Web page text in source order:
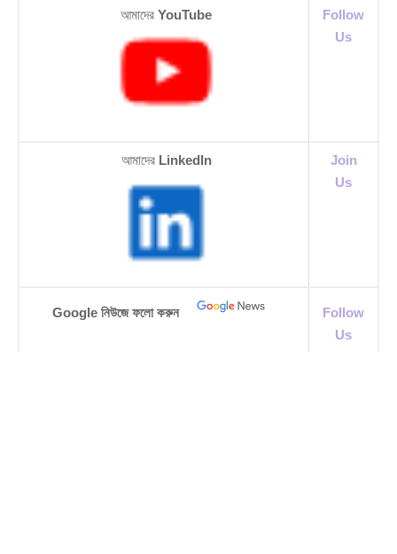
আমাদের YouTube
Follow
Us
আমাদের LinkedIn
Join
Us
Google নিউজে ফলো করুন
Follow
Us